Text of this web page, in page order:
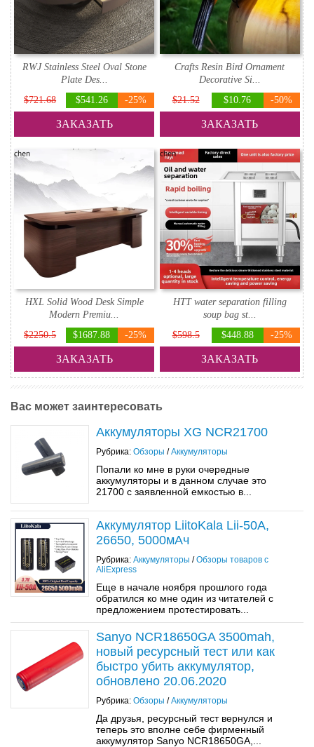
RWJ Stainless Steel Oval Stone
Plate Des...
$721.68
$541.26 -25%
ЗАКАЗАТЬ
Crafts Resin Bird Ornament
Decorative Si...
$21.52
$10.76 -50%
ЗАКАЗАТЬ
HXL Solid Wood Desk Simple
Modern Premiu...
$2250.5
$1687.88 -25%
ЗАКАЗАТЬ
HTT water separation filling
soup bag st...
$598.5
$448.88 -25%
ЗАКАЗАТЬ
Вас может заинтересовать
Аккумуляторы XG NCR21700
Рубрика: Обзоры /Аккумуляторы
Попали ко мне в руки очередные
аккумуляторы и в данном случае это
21700 с заявленной емкостью в...
Аккумулятор LiitoKala Lii-50A,
26650, 5000мАч
Рубрика: Аккумуляторы /Обзоры товаров с
AliExpress
Еще в начале ноября прошлого года
обратился ко мне один из читателей с
предложением протестировать...
Sanyo NCR18650GA 3500mah,
новый ресурсный тест или как
быстро убить аккумулятор,
обновлено 20.06.2020
Рубрика: Обзоры /Аккумуляторы
Да друзья, ресурсный тест вернулся и
теперь это вполне себе фирменный
аккумулятор Sanyo NCR18650GA,...